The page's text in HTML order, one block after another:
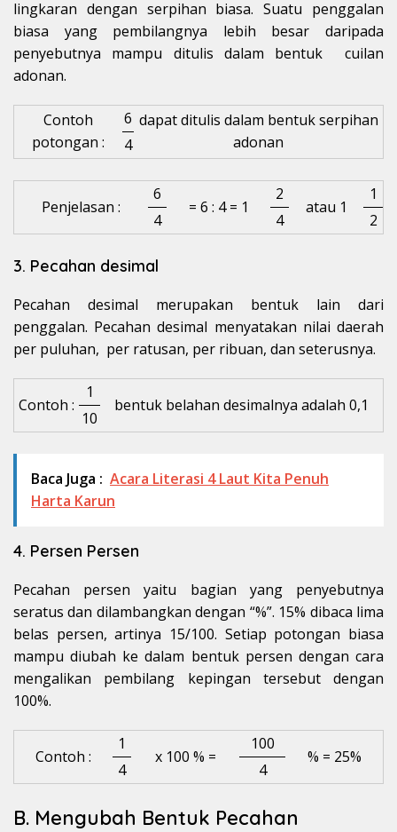
lingkaran dengan serpihan biasa. Suatu penggalan
biasa yang pembilangnya lebih besar daripada
penyebutnya mampu ditulis dalam bentuk cuilan
adonan.
Contoh
potongan :
6 dapat ditulis dalam bentuk serpihan
adonan
4
Penjelasan :
6
= 6 : 4 = 1
2
atau 1
1
4
4 2
3. Pecahan desimal
Pecahan desimal merupakan bentuk lain dari
penggalan. Pecahan desimal menyatakan nilai daerah
per puluhan, per ratusan, per ribuan, dan seterusnya.
Contoh :
1
bentuk belahan desimalnya adalah 0,1
10
Baca Juga : Acara Literasi 4 Laut Kita Penuh
Harta Karun
4. Persen Persen
Pecahan persen yaitu bagian yang penyebutnya
seratus dan dilambangkan dengan “%”. 15% dibaca lima
belas persen, artinya 15/100. Setiap potongan biasa
mampu diubah ke dalam bentuk persen dengan cara
mengalikan pembilang kepingan tersebut dengan
100%.
Contoh :
1
x 100 % =
100
% = 25%
4 4
B. Mengubah Bentuk Pecahan